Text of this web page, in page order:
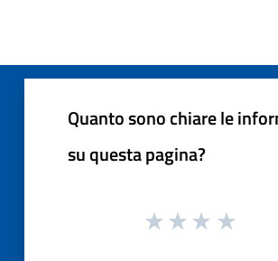
Quanto sono chiare le
su questa pagina?